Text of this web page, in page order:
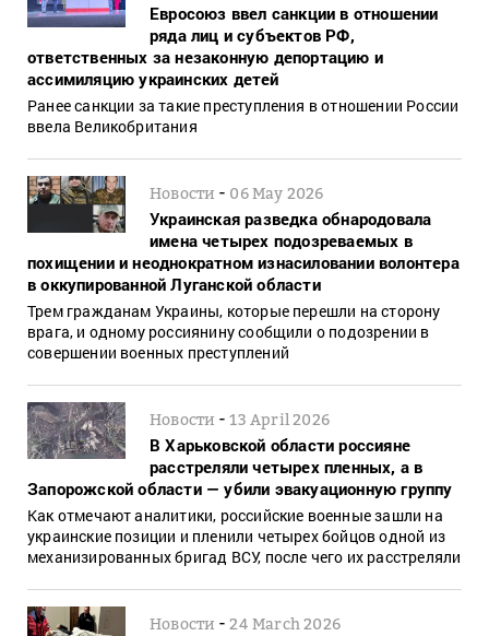
Евросоюз ввел санкции в отношении
ряда лиц и субъектов РФ,
ответственных за незаконную депортацию и
ассимиляцию украинских детей
Ранее санкции за такие преступления в отношении России
ввела Великобритания
Новости - 06 May 2026
Украинская разведка обнародовала
имена четырех подозреваемых в
похищении и неоднократном изнасиловании волонтера
в оккупированной Луганской области
Трем гражданам Украины, которые перешли на сторону
врага, и одному россиянину сообщили о подозрении в
совершении военных преступлений
Новости -13 April 2026
В Харьковской области россияне
расстреляли четырех пленных, а в
Запорожской области — убили эвакуационную группу
Как отмечают аналитики, российские военные зашли на
украинские позиции и пленили четырех бойцов одной из
механизированных бригад ВСУ, после чего их расстреляли
Новости -24 March 2026